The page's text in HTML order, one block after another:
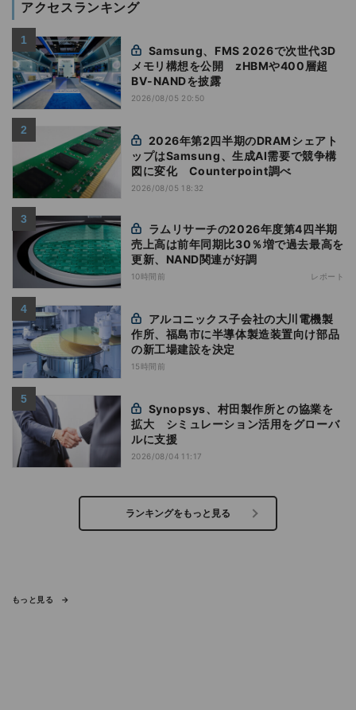
アクセスランキング
メモリ構想を公開 zHBMや400層超
BV-NANDを披露
2026/08/05 20:50
ップはSamsung、生成AI需要で競争構
図に変化 Counterpoint調べ
2026/08/05 18:32
売上高は前年同期比30％増で過去最高を
更新、NAND関連が好調
10時間前 レポート
作所、福島市に半導体製造装置向け部品
の新工場建設を決定
15時間前
拡大 シミュレーション活用をグローバ
ルに支援
2026/08/04 11:17
ランキングをもっと見る
もっと見る